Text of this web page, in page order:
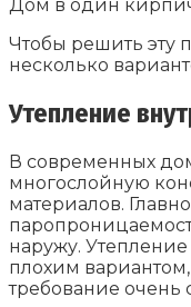
Дом в один
Чтобы решить эту
несколько
Утепление
В современных
многослойную
материалов.
наружу.
плохим
требование очень